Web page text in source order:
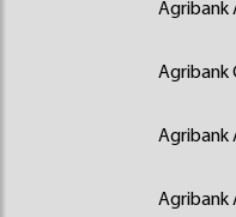
Agribank
Agribank
Agribank
Agribank